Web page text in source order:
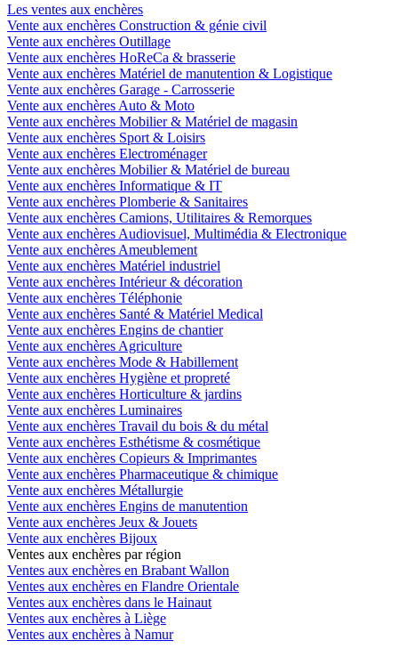
Les ventes aux enchères
Vente aux enchères Construction & génie civil
Vente aux enchères Outillage
Vente aux enchères HoReCa & brasserie
Vente aux enchères Matériel de manutention & Logistique
Vente aux enchères Garage - Carrosserie
Vente aux enchères Auto & Moto
Vente aux enchères Mobilier & Matériel de magasin
Vente aux enchères Sport & Loisirs
Vente aux enchères Electroménager
Vente aux enchères Mobilier & Matériel de bureau
Vente aux enchères Informatique & IT
Vente aux enchères Plomberie & Sanitaires
Vente aux enchères Camions, Utilitaires & Remorques
Vente aux enchères Audiovisuel, Multimédia & Electronique
Vente aux enchères Ameublement
Vente aux enchères Matériel industriel
Vente aux enchères Intérieur & décoration
Vente aux enchères Téléphonie
Vente aux enchères Santé & Matériel Medical
Vente aux enchères Engins de chantier
Vente aux enchères Agriculture
Vente aux enchères Mode & Habillement
Vente aux enchères Hygiène et propreté
Vente aux enchères Horticulture & jardins
Vente aux enchères Luminaires
Vente aux enchères Travail du bois & du métal
Vente aux enchères Esthétisme & cosmétique
Vente aux enchères Copieurs & Imprimantes
Vente aux enchères Pharmaceutique & chimique
Vente aux enchères Métallurgie
Vente aux enchères Engins de manutention
Vente aux enchères Jeux & Jouets
Vente aux enchères Bijoux
Ventes aux enchères par région
Ventes aux enchères en Brabant Wallon
Ventes aux enchères en Flandre Orientale
Ventes aux enchères dans le Hainaut
Ventes aux enchères à Liège
Ventes aux enchères à Namur